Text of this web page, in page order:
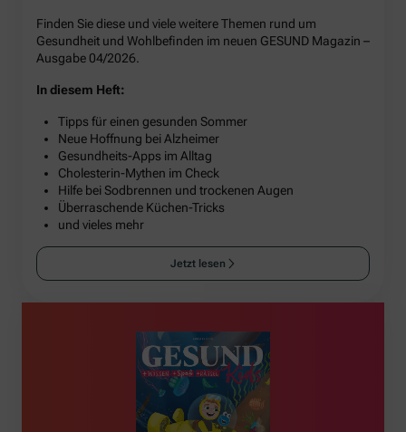
Finden Sie diese und viele weitere Themen rund um
Gesundheit und Wohlbefinden im neuen GESUND Magazin –
Ausgabe 04/2026.
In diesem Heft:
Tipps für einen gesunden Sommer
Neue Hoffnung bei Alzheimer
Gesundheits-Apps im Alltag
Cholesterin-Mythen im Check
Hilfe bei Sodbrennen und trockenen Augen
Überraschende Küchen-Tricks
und vieles mehr
Jetzt lesen